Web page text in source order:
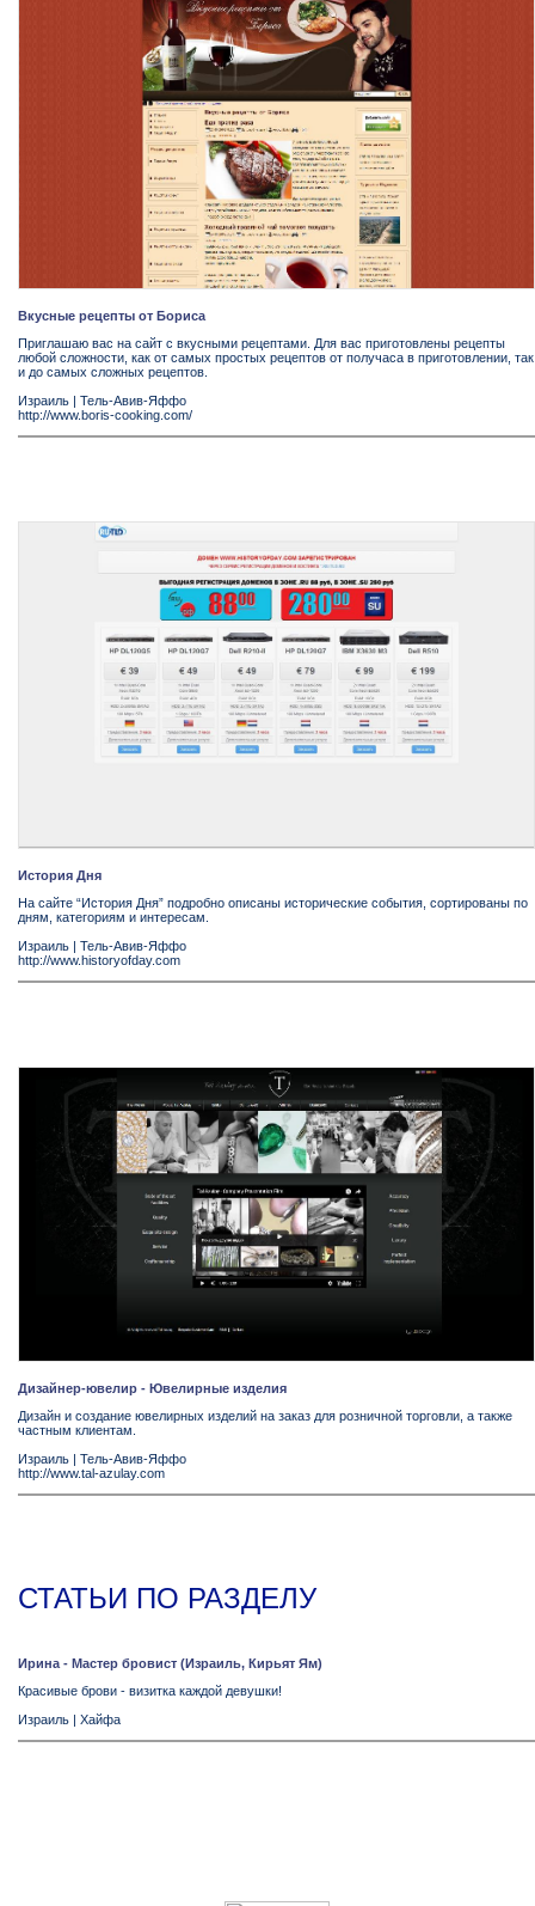
Вкусные рецепты от Бориса
Приглашаю вас на сайт с вкусными рецептами. Для вас приготовлены рецепты
любой сложности, как от самых простых рецептов от получаса в приготовлении, так
и до самых сложных рецептов.
Израиль | Тель-Авив-Яффо
http://www.boris-cooking.com/
История Дня
На сайте “История Дня” подробно описаны исторические события, сортированы по
дням, категориям и интересам.
Израиль | Тель-Авив-Яффо
http://www.historyofday.com
Дизайнер-ювелир - Ювелирные изделия
Дизайн и создание ювелирных изделий на заказ для розничной торговли, а также
частным клиентам.
Израиль | Тель-Авив-Яффо
http://www.tal-azulay.com
СТАТЬИ ПО РАЗДЕЛУ
Ирина - Мастер бровист (Израиль, Кирьят Ям)
Красивые брови - визитка каждой девушки!
Израиль | Хайфа